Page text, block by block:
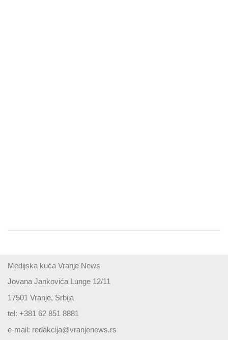
Medijska kuća Vranje News
Jovana Jankovića Lunge 12/11
17501 Vranje, Srbija
tel: +381 62 851 8881
e-mail: redakcija@vranjenews.rs